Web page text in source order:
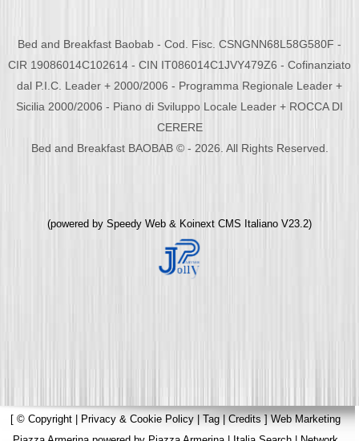
Bed and Breakfast Baobab - Cod. Fisc. CSNGNN68L58G580F -
CIR 19086014C102614 - CIN IT086014C1JVY479Z6 - Cofinanziato
dal P.I.C. Leader + 2000/2006 - Programma Regionale Leader +
Sicilia 2000/2006 - Piano di Sviluppo Locale Leader + ROCCA DI
CERERE
Bed and Breakfast BAOBAB © - 2026. All Rights Reserved.
(powered by Speedy Web & Koinext CMS Italiano V23.2)
[ © Copyright | Privacy & Cookie Policy | Tag|Credits]Web Marketing